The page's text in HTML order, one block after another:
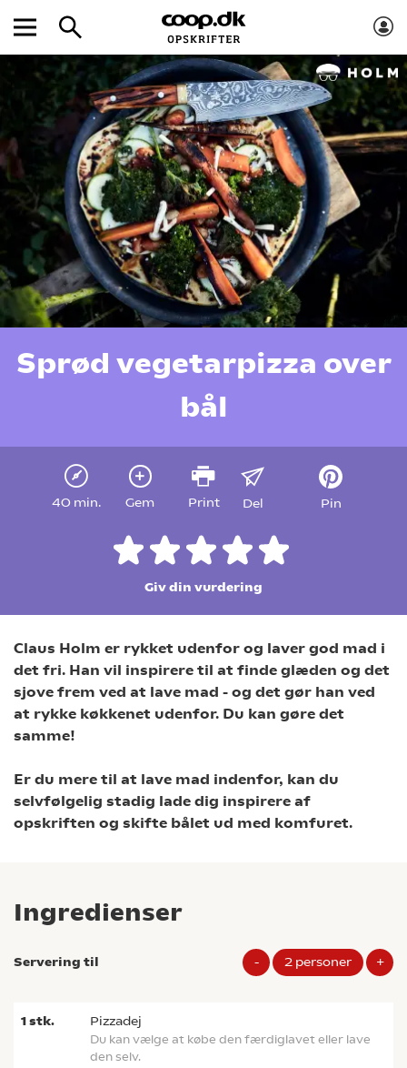
Sprød vegetarpizza over
bål
40 min. Gem Print Del Pin
Giv din vurdering
Claus Holm er rykket udenfor og laver god mad i
det fri. Han vil inspirere til at finde glæden og det
sjove frem ved at lave mad - og det gør han ved
at rykke køkkenet udenfor. Du kan gøre det
samme!
Er du mere til at lave mad indenfor, kan du
selvfølgelig stadig lade dig inspirere af
opskriften og skifte bålet ud med komfuret.
Ingredienser
Servering til - 2 personer +
1stk. pizzadej
Du kan vælge at købe den færdiglavet eller lave
den selv.